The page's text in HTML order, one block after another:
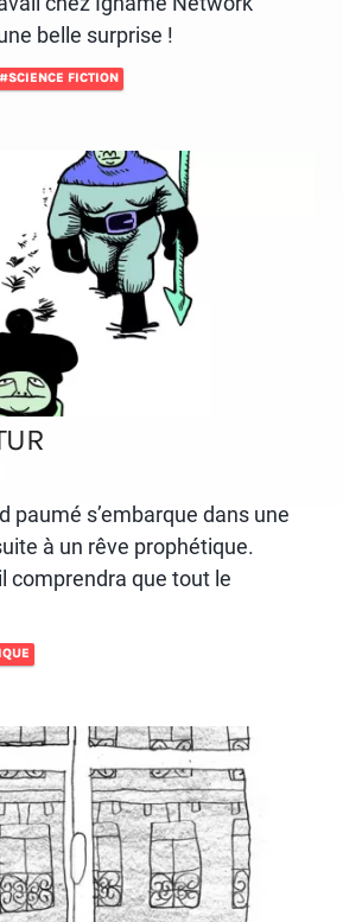
belle surprise !
#SCIENCE FICTION
paumé s’embarque dans une
à un rêve prophétique.
comprendra que tout le